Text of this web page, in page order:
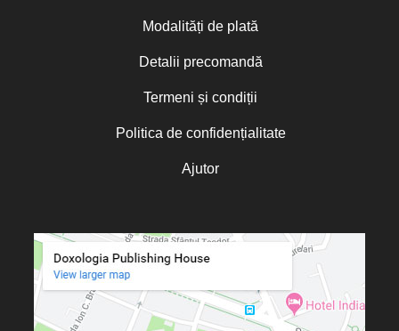
Modalități de plată
Detalii precomandă
Termeni și condiții
Politica de confidențialitate
Ajutor